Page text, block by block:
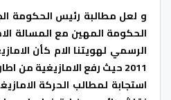
و لعل مطالبة رئيس الحكومة
الحكومة المهين مع المسالة
استجابة لمطالب الحركة